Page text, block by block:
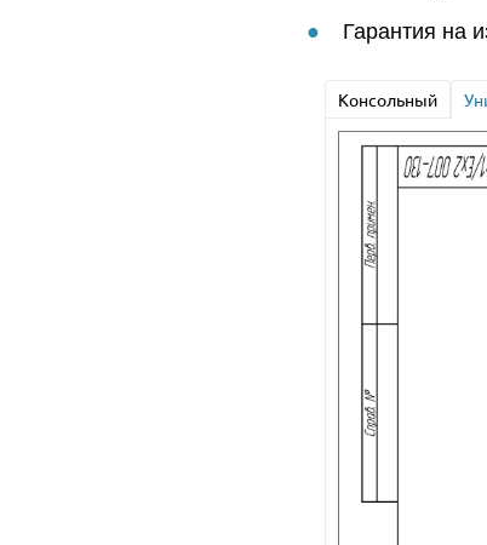
Гарантия на
Консольный